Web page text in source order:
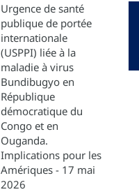
Urgence de santé
publique de portée
internationale
(USPPI) liée à la
maladie à virus
Bundibugyo en
République
démocratique du
Congo et en
Ouganda.
Implications pour les
Amériques - 17 mai
2026